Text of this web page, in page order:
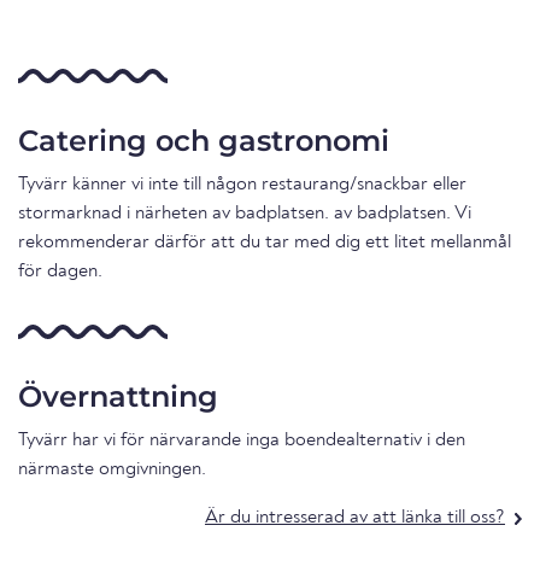
Catering och gastronomi
Tyvärr känner vi inte till någon restaurang/snackbar eller
stormarknad i närheten av badplatsen. av badplatsen. Vi
rekommenderar därför att du tar med dig ett litet mellanmål
för dagen.
Övernattning
Tyvärr har vi för närvarande inga boendealternativ i den
närmaste omgivningen.
Är du intresserad av att länka till oss?